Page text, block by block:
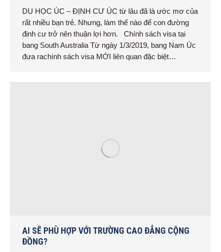
DU HỌC ÚC – ĐỊNH CƯ ÚC từ lâu đã là ước mơ của
rất nhiều bạn trẻ. Nhưng, làm thế nào để con đường
định cư trở nên thuận lợi hơn. Chính sách visa tại
bang South Australia Từ ngày 1/3/2019, bang Nam Úc
đưa rachính sách visa MỚI liên quan đặc biệt…
AI SẼ PHÙ HỢP VỚI TRƯỜNG CAO ĐẲNG CỘNG
ĐỒNG?